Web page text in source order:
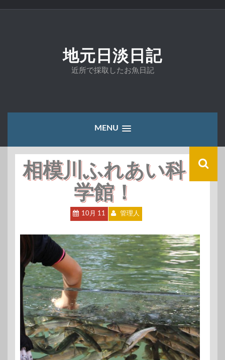
地元日淡日記
近所で採取したお魚日記
MENU
相模川ふれあい科
学館！
10月 11 管理人